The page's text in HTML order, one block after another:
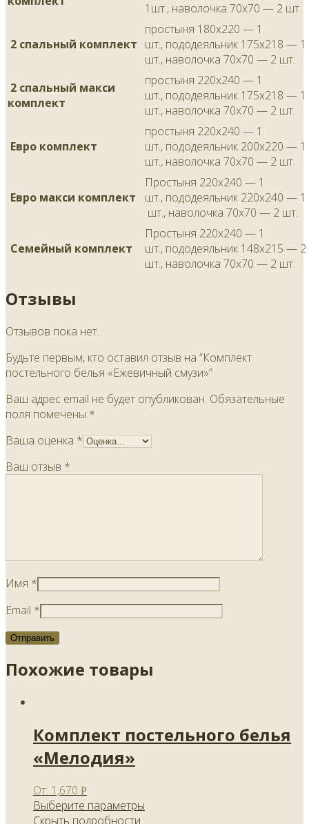
1шт., наволочка 70х70 — 2 шт.
2 спальный комплект
простыня 180х220 — 1
шт., пододеяльник 175х218 — 1
шт., наволочка 70х70 — 2 шт.
2 спальный макси
комплект
простыня 220х240 — 1
шт., пододеяльник 175х218 — 1
шт., наволочка 70х70 — 2 шт.
Евро комплект
простыня 220х240 — 1
шт., пододеяльник 200х220 — 1
шт., наволочка 70х70 — 2 шт.
Евро макси комплект
Простыня 220х240 — 1
шт., пододеяльник 220х240 — 1
шт., наволочка 70х70 — 2 шт.
Семейный комплект
Простыня 220х240 — 1
шт., пододеяльник 148х215 — 2
шт., наволочка 70х70 — 2 шт.
Отзывы
Отзывов пока нет.
Будьте первым, кто оставил отзыв на “Комплект
постельного белья «Ежевичный смузи»”
Ваш адрес email не будет опубликован. Обязательные
поля помечены *
Ваша оценка *
Ваш отзыв *
Имя *
Email *
Похожие товары
Комплект постельного белья
«Мелодия»
От: 1,670 Р
Выберите параметры
Скрыть подробности